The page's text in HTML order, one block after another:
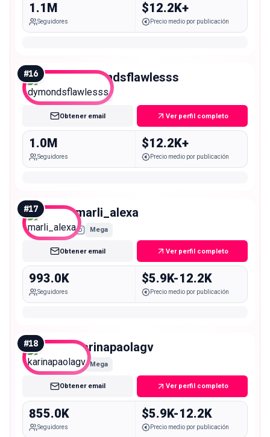
1.1M
Seguidores
$12.2K+
Precio medio por publicación
#16 dymondsflawlesss
Mega
Obtener email Ver perfil completo
1.0M
Seguidores
$12.2K+
Precio medio por publicación
#17 marli_alexa
Mega
Obtener email Ver perfil completo
993.0K
Seguidores
$5.9K-12.2K
Precio medio por publicación
#18 karinapaolagv
Mega
Obtener email Ver perfil completo
855.0K
Seguidores
$5.9K-12.2K
Precio medio por publicación